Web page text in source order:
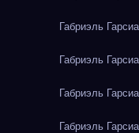
Габриэль
Габриэль
Габриэль
Габриэль